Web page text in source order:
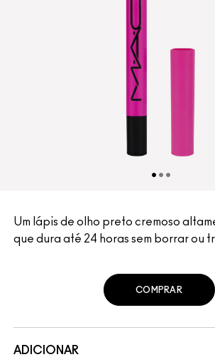
Um lápis de olho preto cremoso
que dura até 24 horas sem borrar ou
ADICIONAR
COMPRAR